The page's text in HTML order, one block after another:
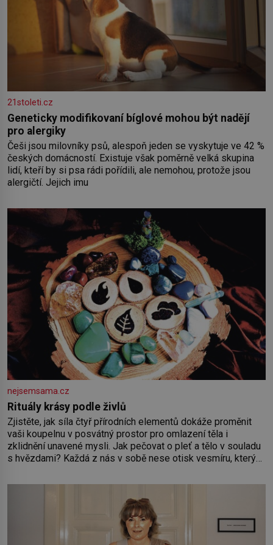
21stoleti.cz
Geneticky modifikovaní bíglové mohou být nadějí
pro alergiky
Češi jsou milovníky psů, alespoň jeden se vyskytuje ve 42 %
českých domácností. Existuje však poměrně velká skupina
lidí, kteří by si psa rádi pořídili, ale nemohou, protože jsou
alergičtí. Jejich imu
nejsemsama.cz
Rituály krásy podle živlů
Zjistěte, jak síla čtyř přírodních elementů dokáže proměnit
vaši koupelnu v posvátný prostor pro omlazení těla i
zklidnění unavené mysli. Jak pečovat o pleť a tělo v souladu
s hvězdami? Každá z nás v sobě nese otisk vesmíru, který
pokožky. Ohnivá znamení Ženy narozené ve znamení Berana,